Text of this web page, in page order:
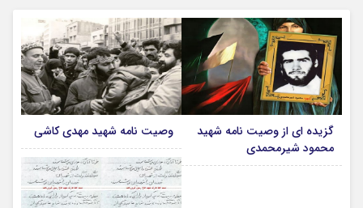
گزیده ای از وصیت نامه شهید
محمود شیرمحمدی
وصیت نامه شهید مهدی کاشی